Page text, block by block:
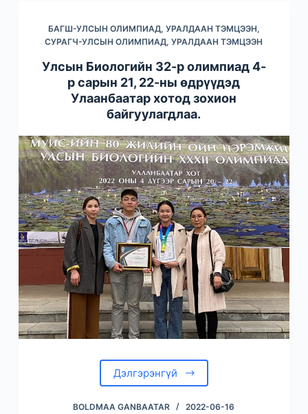
БАГШ-УЛСЫН ОЛИМПИАД, УРАЛДААН ТЭМЦЭЭН,
СУРАГЧ-УЛСЫН ОЛИМПИАД, УРАЛДААН ТЭМЦЭЭН
Улсын Биологийн 32-р олимпиад 4-
р сарын 21, 22-ны өдрүүдэд
Улаанбаатар хотод зохион
байгуулагдлаа.
Дэлгэрэнгүй
BOLDMAA GANBAATAR 2022-06-16